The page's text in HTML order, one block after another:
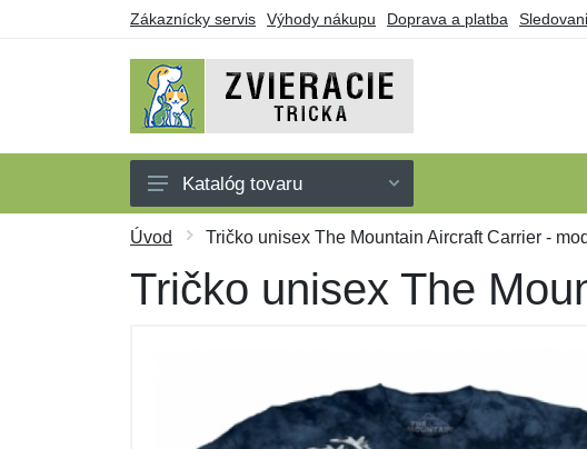
Zákaznícky servis Výhody nákupu Doprava a platba
Tričká
Tielka
Darčekové poukazy
Výpredaj
Katalóg tovaru
Úvod Tričko unisex The Mountain Aircraft Carrier -
Tričko unisex The